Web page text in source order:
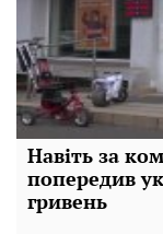
Навіть за
попередив
гривень